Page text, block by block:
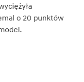
o 20 punktów